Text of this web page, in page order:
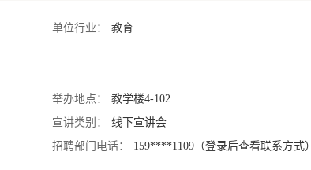
单位行业：
教育
举办地点：
教学楼4-102
宣讲类别：
线下宣讲会
招聘部门电话： 159****1109（登录后查看联系方式）